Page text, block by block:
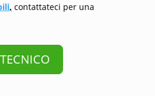
, contattateci per una